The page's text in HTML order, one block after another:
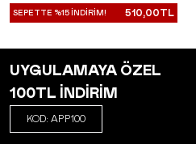
SEPETTE %15 İNDİRİM! 510,00TL
UYGULAMAYA ÖZEL
100TL İNDİRİM
KOD: APP100